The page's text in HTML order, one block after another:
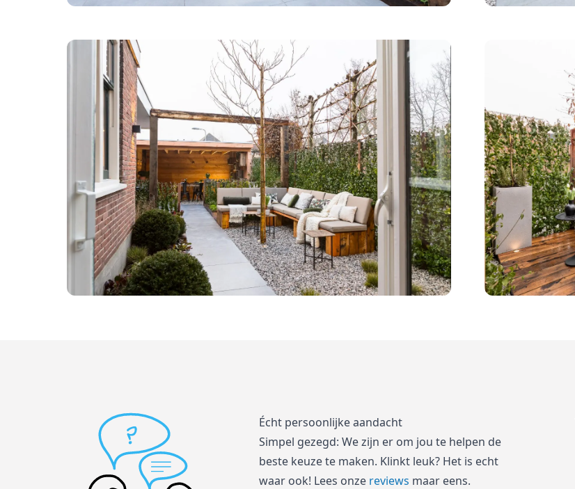
Écht persoonlijke aandacht
Simpel gezegd: We zijn er om jou te helpen de
beste keuze te maken. Klinkt leuk? Het is echt
waar ook! Lees onze reviews maar eens.